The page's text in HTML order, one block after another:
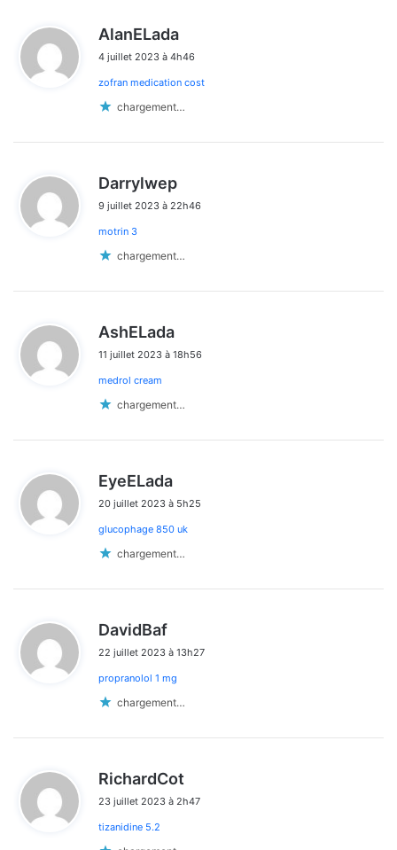
AlanELada
t
4 juillet 2023 à 4h46
zofran medication cost
chargement…
Darrylwep
t
9 juillet 2023 à 22h46
motrin 3
chargement…
AshELada
t
11 juillet 2023 à 18h56
medrol cream
chargement…
EyeELada
t
20 juillet 2023 à 5h25
glucophage 850 uk
chargement…
DavidBaf
t
22 juillet 2023 à 13h27
propranolol 1 mg
chargement…
RichardCot
t
23 juillet 2023 à 2h47
tizanidine 5.2